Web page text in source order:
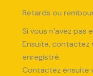
Retards ou
Si vous n’avez
Ensuite, contactez
enregistré.
Contactez ensuite